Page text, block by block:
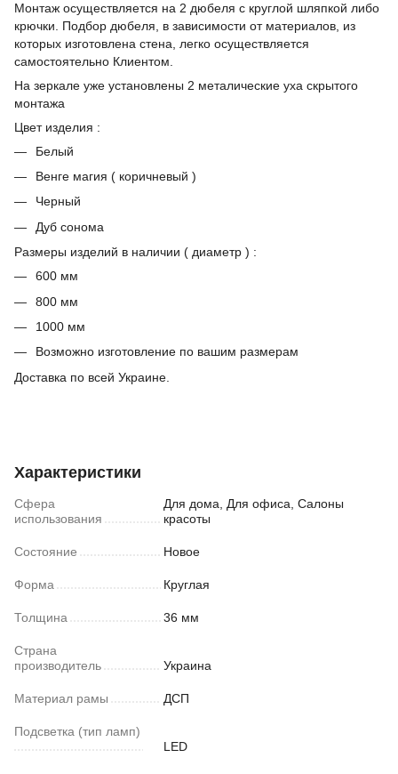
Монтаж осуществляется на 2 дюбеля с круглой шляпкой либо
крючки. Подбор дюбеля, в зависимости от материалов, из
которых изготовлена стена, легко осуществляется
самостоятельно Клиентом.
На зеркале уже установлены 2 металические уха скрытого
монтажа
Цвет изделия :
Белый
Венге магия ( коричневый )
Черный
Дуб сонома
Размеры изделий в наличии ( диаметр ) :
600 мм
800 мм
1000 мм
Возможно изготовление по вашим размерам
Доставка по всей Украине.
Характеристики
Сфера
использования
Для дома, Для офиса, Салоны
красоты
Состояние Новое
Форма Круглая
Толщина 36 мм
Страна
производитель
Украина
Материал рамы ДСП
Подсветка (тип ламп)
LED